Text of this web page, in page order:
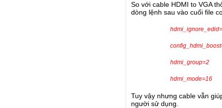
So với cable HDMI to VGA
dòng lệnh sau vào cuối file
hdmi_group=2
hdmi_mode=16
Tuy vậy nhưng cable vẫn
người sử dụng.